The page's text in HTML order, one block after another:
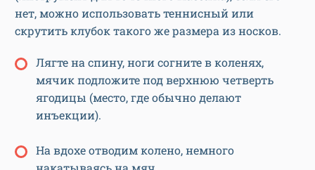
нет, можно использовать теннисный или
скрутить клубок такого же размера из носков.
Лягте на спину, ноги согните в коленях,
мячик подложите под верхнюю четверть
ягодицы (место, где обычно делают
инъекции).
На вдохе отводим колено, немного